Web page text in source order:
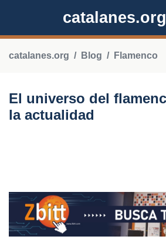
catalanes.org
catalanes.org Blog Flamenco
El universo del
la actualidad